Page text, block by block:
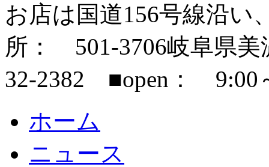
お店は国道156号線沿
所： 501-3706岐阜県
32-2382 ■open： 9:00
ホーム
ニュース